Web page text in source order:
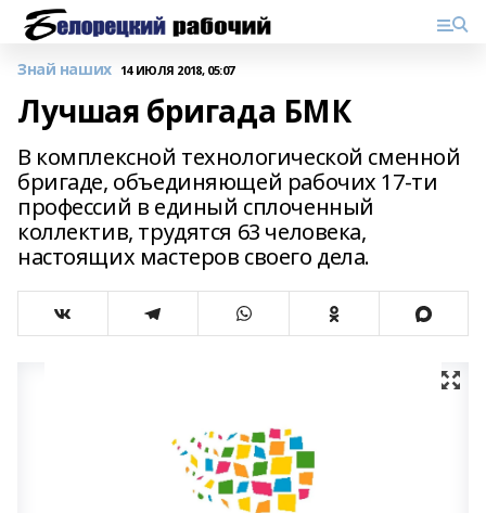
Знай наших 14 ИЮЛЯ 2018, 05:07
Лучшая бригада БМК
В комплексной технологической сменной
бригаде, объединяющей рабочих 17-ти
профессий в единый сплоченный
коллектив, трудятся 63 человека,
настоящих мастеров своего дела.